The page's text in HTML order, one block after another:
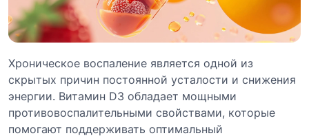
Хроническое воспаление является одной из
скрытых причин постоянной усталости и снижения
энергии. Витамин D3 обладает мощными
противовоспалительными свойствами, которые
помогают поддерживать оптимальный